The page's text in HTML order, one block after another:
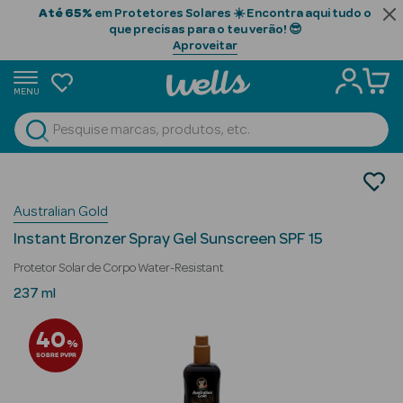
Até 65% em Protetores Solares ☀️ Encontra aqui tudo o
que precisas para o teu verão! 😎
Aproveitar
MENU
Ver Tudo
Beauty Season
Cabelo
Beauty Season
Beauty Season
Cosmética
Protetores Solares
Australian Gold
Instant Bronzer Spray Gel Sunscreen SPF 15
Protetor Solar de Corpo Water-Resistant
237 ml
40%
SOBRE PVPR